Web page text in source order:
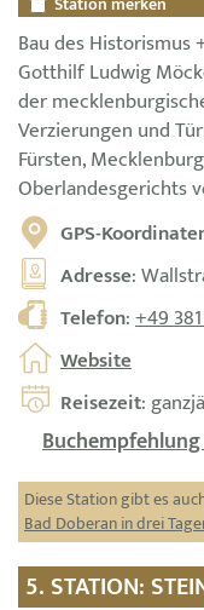
Bau des
Gotthilf Ludwig
der
Verzierungen und
Fürsten,
Oberlandesgerichts
GPS-
Adresse:
Telefon:+49
Website
Reisezeit:
Diese Station gibt es
Bad Doberan in drei
5. STATION: